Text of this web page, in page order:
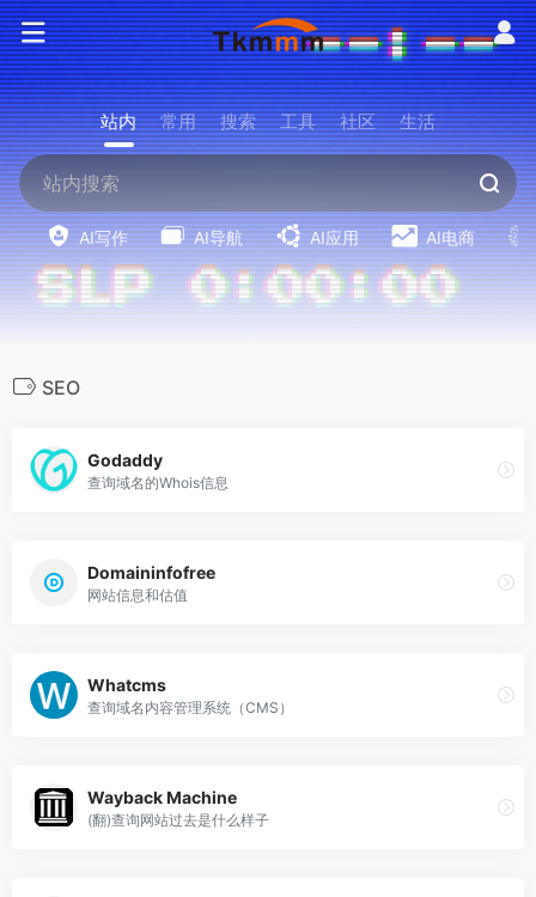
站内 常用 搜索 工具 社区 生活
AI写作 AI导航 AI应用 AI电商
SEO
Godaddy
查询域名的Whois信息
Domaininfofree
网站信息和估值
Whatcms
查询域名内容管理系统（CMS）
Wayback Machine
(翻)查询网站过去是什么样子